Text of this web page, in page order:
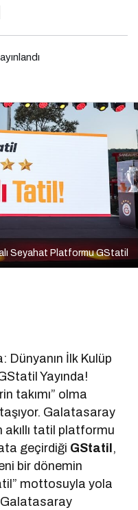
Seyahat Platformu GStatil
Dünyanın İlk Kulüp
Yayında!
takımı” olma
Galatasaray
akıllı tatil platformu
geçirdiği GStatil ,
bir dönemin
tatil” mottosuyla yola
Galatasaray